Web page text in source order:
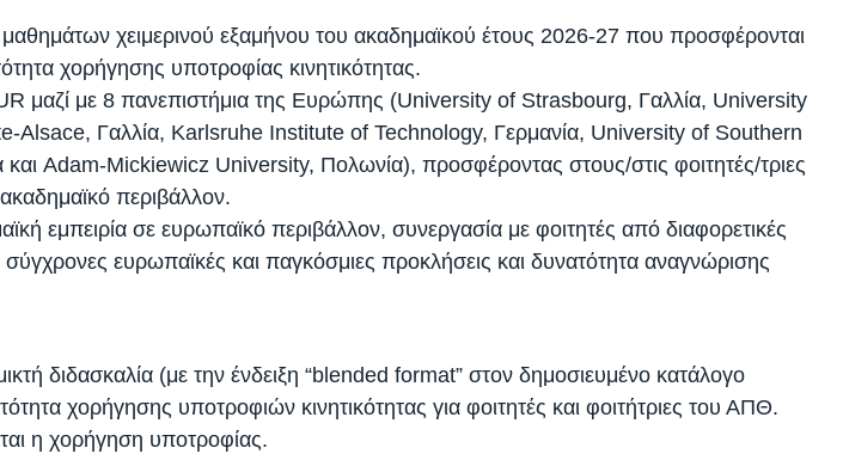
χειμερινού εξαμήνου του ακαδημαϊκού έτους 2026-27 που προσφέρονται
χορήγησης υποτροφίας κινητικότητας.
μαζί με 8 πανεπιστήμια της Ευρώπης (University of Strasbourg, Γαλλία, University
Γαλλία, Karlsruhe Institute of Technology, Γερμανία, University of Southern
Adam-Mickiewicz University, Πολωνία), προσφέροντας στους/στις φοιτητές/τριες
περιβάλλον.
εμπειρία σε ευρωπαϊκό περιβάλλον, συνεργασία με φοιτητές από διαφορετικές
ευρωπαϊκές και παγκόσμιες προκλήσεις και δυνατότητα αναγνώρισης
διδασκαλία (με την ένδειξη “blended format” στον δημοσιευμένο κατάλογο
χορήγησης υποτροφιών κινητικότητας για φοιτητές και φοιτήτριες του ΑΠΘ.
η χορήγηση υποτροφίας.